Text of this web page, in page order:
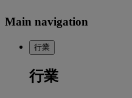
Main navigation
行業
行業